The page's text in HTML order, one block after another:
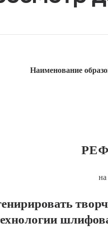
Наименование
на